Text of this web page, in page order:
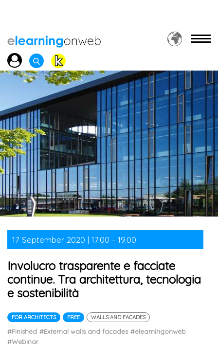
17 September 2020 | 17.00 - 19.00
Involucro trasparente e facciate
continue. Tra architettura, tecnologia
e sostenibilità
FOR ARCHITECTS FREE WALLS AND FACADES
#Finished #External walls and facades #elearningonweb
#Webinar